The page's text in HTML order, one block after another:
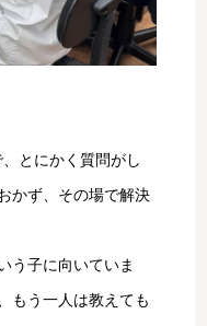
とにかく質問がし
かず、その場で解決
う子に向いていま
もう一人は教えても